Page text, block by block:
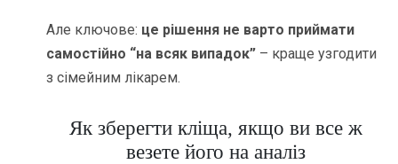
Але ключове: це рішення не варто приймати
самостійно “на всяк випадок” – краще узгодити
з сімейним лікарем.
Як зберегти кліща, якщо ви все ж
везете його на аналіз